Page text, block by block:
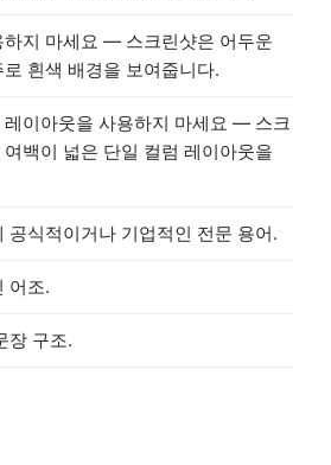
하지 마세요 — 스크린샷은 어두운
흰색 배경을 보여줍니다.
레이아웃을 사용하지 마세요 — 스크
백이 넓은 단일 컬럼 레이아웃을
공식적이거나 기업적인 전문 용어.
어조.
장 구조.